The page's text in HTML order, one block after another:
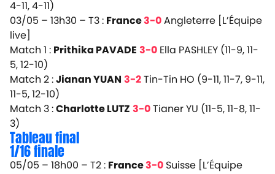
4-11, 4-11)
03/05 – 13h30 – T3 : France3-0Angleterre [L’Équipe
live]
Match 1 : Prithika PAVADE 3-0 Ella PASHLEY (11-9, 11-
5, 12-10)
Match 2 :Jianan YUAN 3-2Tin-Tin HO (9-11, 11-7, 9-11,
11-5, 12-10)
Match 3 :Charlotte LUTZ 3-0Tianer YU (11-5, 11-8, 11-
3)
Tableau final
1/16 finale
05/05 – 18h00 – T2 : France3-0 Suisse [L’Équipe